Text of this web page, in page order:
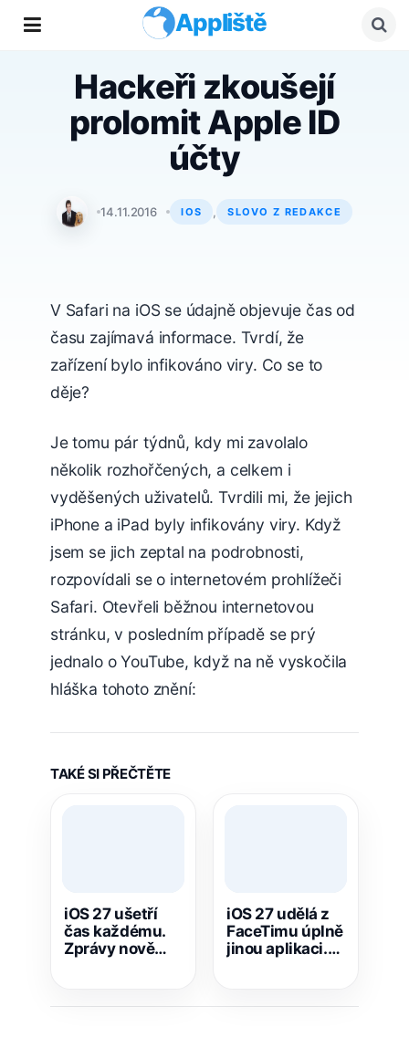
Appliště
Hackeři zkoušejí
prolomit Apple ID
účty
Karel Giebisch
14.11.2016 IOS , SLOVO Z REDAKCE
V Safari na iOS se údajně objevuje čas od
času zajímavá informace. Tvrdí, že
zařízení bylo infikováno viry. Co se to
děje?
Je tomu pár týdnů, kdy mi zavolalo
několik rozhořčených, a celkem i
vyděšených uživatelů. Tvrdili mi, že jejich
iPhone a iPad byly infikovány viry. Když
jsem se jich zeptal na podrobnosti,
rozpovídali se o internetovém prohlížeči
Safari. Otevřeli běžnou internetovou
stránku, v posledním případě se prý
jednalo o YouTube, když na ně vyskočila
hláška tohoto znění:
TAKÉ SI PŘEČTĚTE
iOS 27 ušetří
čas každému.
Zprávy nově
iOS 27 udělá z
FaceTimu úplně
jinou aplikaci.